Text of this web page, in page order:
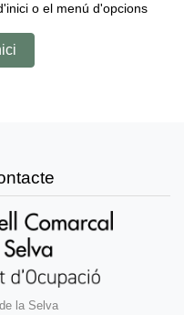
o el menú d'opcions
la Selva